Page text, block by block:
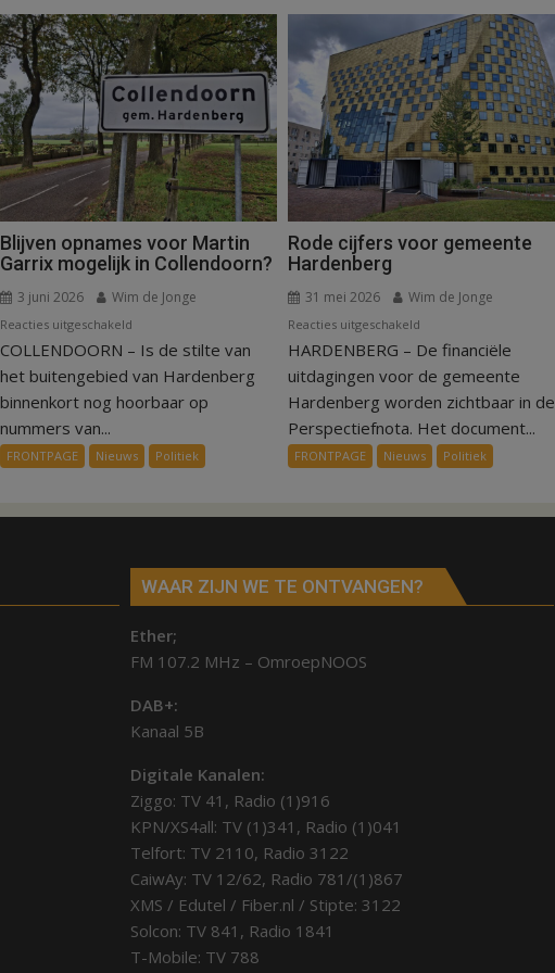
Blijven opnames voor Martin
Garrix mogelijk in Collendoorn?
3 juni 2026 Wim de Jonge
Reacties uitgeschakeld
Blijven
opnames
voor
Garrix
mogelijk
Collendoorn?
COLLENDOORN – Is de stilte van
het buitengebied van Hardenberg
binnenkort nog hoorbaar op
nummers van...
FRONTPAGE Nieuws Politiek
Rode cijfers voor gemeente
Hardenberg
31 mei 2026 Wim de Jonge
Reacties uitgeschakeld
Rode
cijfers
voor
gemeente
Hardenberg
HARDENBERG – De financiële
uitdagingen voor de gemeente
Hardenberg worden zichtbaar in de
Perspectiefnota. Het document...
FRONTPAGE Nieuws Politiek
WAAR ZIJN WE TE ONTVANGEN?
Ether;
FM 107.2 MHz – OmroepNOOS
DAB+:
Kanaal 5B
Digitale Kanalen:
Ziggo: TV 41, Radio (1)916
KPN/XS4all: TV (1)341, Radio (1)041
Telfort: TV 2110, Radio 3122
CaiwAy: TV 12/62, Radio 781/(1)867
XMS / Edutel / Fiber.nl / Stipte: 3122
Solcon: TV 841, Radio 1841
T-Mobile: TV 788